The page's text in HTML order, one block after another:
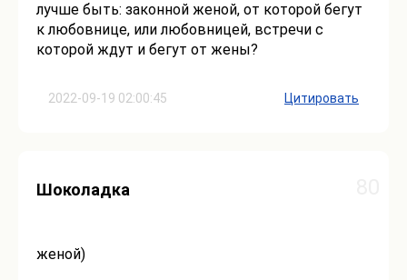
2022-09-19 02:00:45
лучше быть: законной женой, от которой бегут
к любовнице, или любовницей, встречи с
которой ждут и бегут от жены?
Цитировать
Шоколадка
женой)